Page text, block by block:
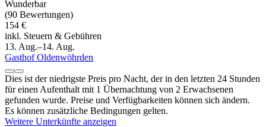
Wunderbar
(90 Bewertungen)
154 €
inkl. Steuern & Gebühren
13. Aug.–14. Aug.
Gasthof Oldenwöhrden
Dies ist der niedrigste Preis pro Nacht, der in den letzten 24 Stunden
für einen Aufenthalt mit 1 Übernachtung von 2 Erwachsenen
gefunden wurde. Preise und Verfügbarkeiten können sich ändern.
Es können zusätzliche Bedingungen gelten.
Weitere Unterkünfte anzeigen